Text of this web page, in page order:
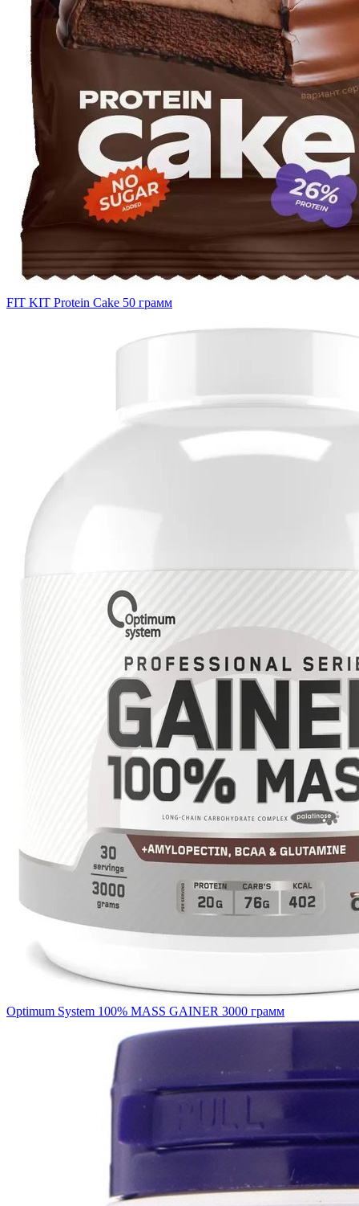
FIT KIT Protein Cake 50 грамм
Optimum System 100% MASS GAINER 3000 грамм